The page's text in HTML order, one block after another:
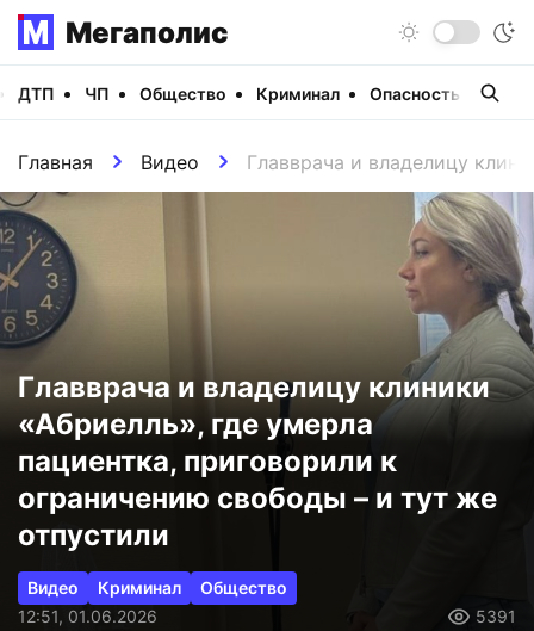
Мегаполис
ДТП ЧП Общество Криминал Опасность
Главная Видео Главврача и владелицу
Главврача и владелицу клиники
«Абриелль», где умерла
пациентка, приговорили к
ограничению свободы – и тут же
отпустили
Видео Криминал
Общество
12:51, 01.06.2026
5391